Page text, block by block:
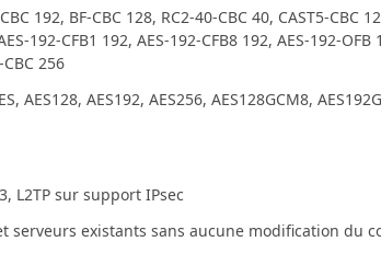
192, BF-CBC 128, RC2-40-CBC 40, CAST5-CBC
192-CFB1 192, AES-192-CFB8 192, AES-192-OFB
256
AES192, AES256, AES128GCM8,
L2TP sur support IPsec
serveurs existants sans aucune modification du